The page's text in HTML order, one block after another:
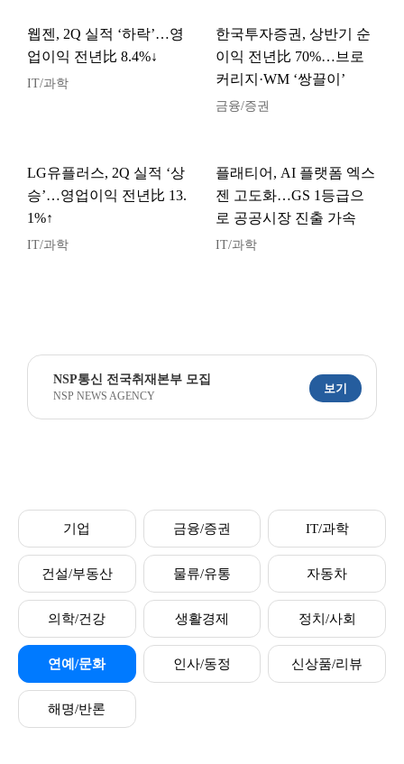
웹젠, 2Q 실적 ‘하락’…영
업이익 전년比 8.4%↓
IT/과학
한국투자증권, 상반기 순
이익 전년比 70%…브로
커리지·WM ‘쌍끌이’
금융/증권
LG유플러스, 2Q 실적 ‘상
승’…영업이익 전년比 13.
1%↑
IT/과학
플래티어, AI 플랫폼 엑스
젠 고도화…GS 1등급으
로 공공시장 진출 가속
IT/과학
NSP통신 전국취재본부 모집
NSP NEWS AGENCY
보기
기업 금융/증권 IT/과학
건설/부동산 물류/유통 자동차
의학/건강 생활경제 정치/사회
연예/문화 인사/동정 신상품/리뷰
해명/반론